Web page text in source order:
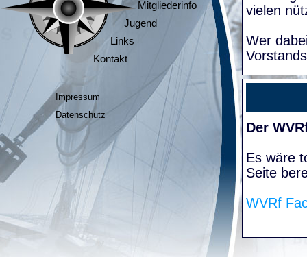
Mitgliederinfo
Jugend
Links
Kontakt
Impressum
Datenschutz
vielen
Wer
Der
Es wäre
Seite
WVRf